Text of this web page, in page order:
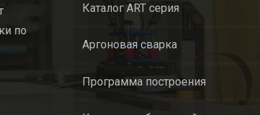
по
Каталог ART серия
Аргоновая сварка
Программа построения